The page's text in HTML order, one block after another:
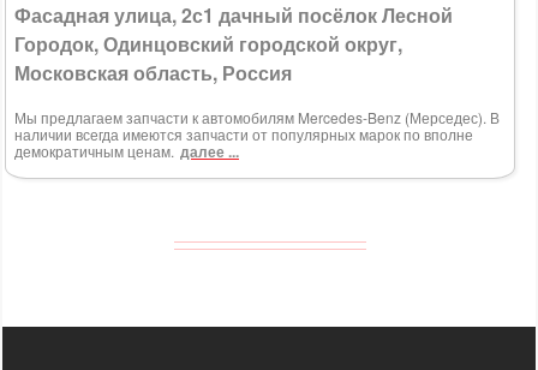
Фасадная улица, 2с1 дачный посёлок Лесной
Городок, Одинцовский городской округ,
Московская область, Россия
Мы предлагаем запчасти к автомобилям Mercedes-Benz (Мерседес). В
наличии всегда имеются запчасти от популярных марок по вполне
демократичным ценам. далее ...